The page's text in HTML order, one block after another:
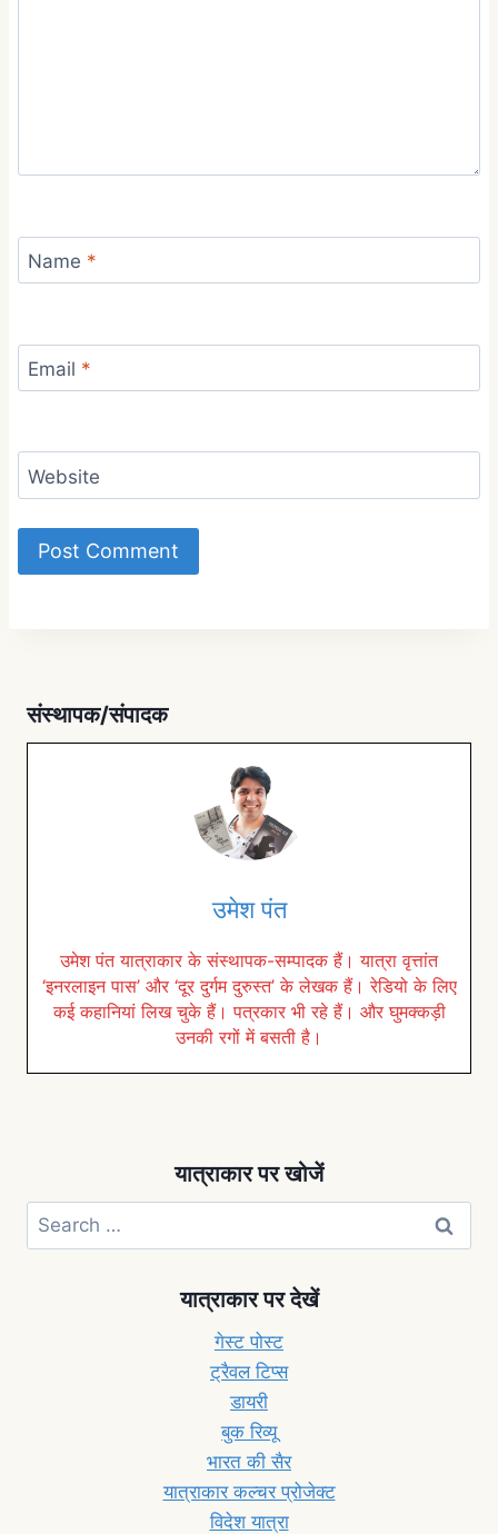
Name *
Email *
Website
संस्थापक/संपादक
उमेश पंत
उमेश पंत यात्राकार के संस्थापक-सम्पादक हैं। यात्रा वृत्तांत
‘इनरलाइन पास’ और ‘दूर दुर्गम दुरुस्त’ के लेखक हैं। रेडियो के लिए
कई कहानियां लिख चुके हैं। पत्रकार भी रहे हैं। और घुमक्कड़ी
उनकी रगों में बसती है।
यात्राकार पर खोजें
यात्राकार पर देखें
गेस्ट पोस्ट
ट्रैवल टिप्स
डायरी
बुक रिव्यू
भारत की सैर
यात्राकार कल्चर प्रोजेक्ट
विदेश यात्रा